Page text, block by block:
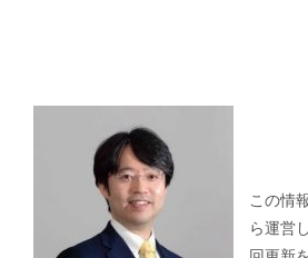
この情
ら運営